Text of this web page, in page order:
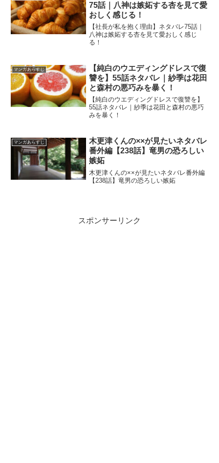
75話｜八神は嫉妬する杏を見て愛
おしく感じる！
【社長が私を抱く理由】ネタバレ75話｜
八神は嫉妬する杏を見て愛おしく感じ
る！
マンガあらすじ
【純白のウエディングドレスで復
讐を】55話ネタバレ｜紗季は花田
と森村の悪巧みを暴く！
【純白のウエディングドレスで復讐を】
55話ネタバレ｜紗季は花田と森村の悪巧
みを暴く！
マンガあらすじ
木更津くんの××が見たいネタバレ
番外編【238話】竜男の恐ろしい
嫉妬
木更津くんの××が見たいネタバレ番外編
【238話】竜男の恐ろしい嫉妬
スポンサーリンク